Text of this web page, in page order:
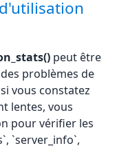
peut être
problèmes de
vous constatez
lentes, vous
pour vérifier les
`server_info`,